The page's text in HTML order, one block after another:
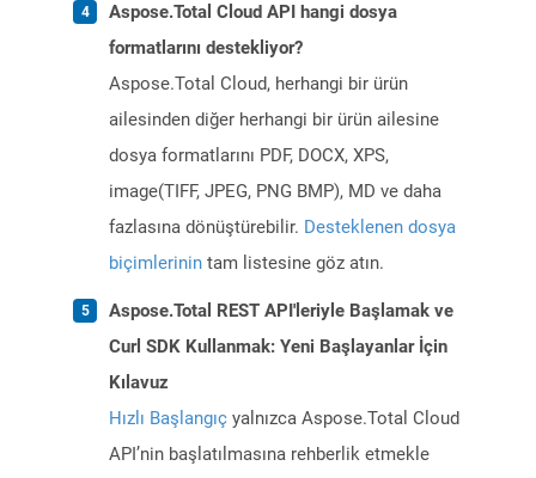
Aspose.Total Cloud API hangi dosya
formatlarını destekliyor?
Aspose.Total Cloud, herhangi bir ürün
ailesinden diğer herhangi bir ürün ailesine
dosya formatlarını PDF, DOCX, XPS,
image(TIFF, JPEG, PNG BMP), MD ve daha
fazlasına dönüştürebilir. Desteklenen dosya
biçimlerinin tam listesine göz atın.
Aspose.Total REST API'leriyle Başlamak ve
Curl SDK Kullanmak: Yeni Başlayanlar İçin
Kılavuz
Hızlı Başlangıç yalnızca Aspose.Total Cloud
API’nin başlatılmasına rehberlik etmekle